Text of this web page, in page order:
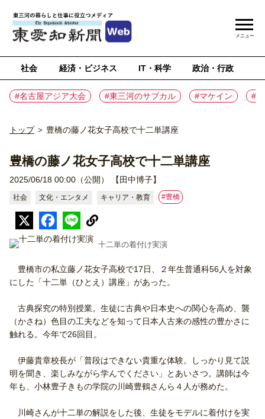
社会 経済・ビジネス IT・科学 政治・行政
#名古屋アジア大会 #東三河のサブカル #マケイン #
メニュー
トップ > 豊橋の藤ノ花女子高校で十二単講座
豊橋の藤ノ花女子高校で十二単講座
2025/06/18 00:00（公開） 【田中博子】
社会 文化・エンタメ キャリア・教育 #豊橋
十二単の着付け実演
豊橋市の私立藤ノ花女子高校で17日、２年生普通科56人を対象
にした「十二単（ひとえ）講座」があった。
古典探究の特別授業。生徒に古典や日本史への関心を高め、襲
（かさね）色目の工夫などを知って日本人古来の感性の豊かさに
触れる。今年で26回目。
伊藤貴章校長が「普段はできない貴重な体験。しっかり見て説
明を聞き、楽しみながら学んでください」とあいさつ。講師は今
年も、小林豊子きもの学院の川崎豊鶴さんら４人が務めた。
川崎さんが十二単の解説をした後、生徒をモデルに着付けを実